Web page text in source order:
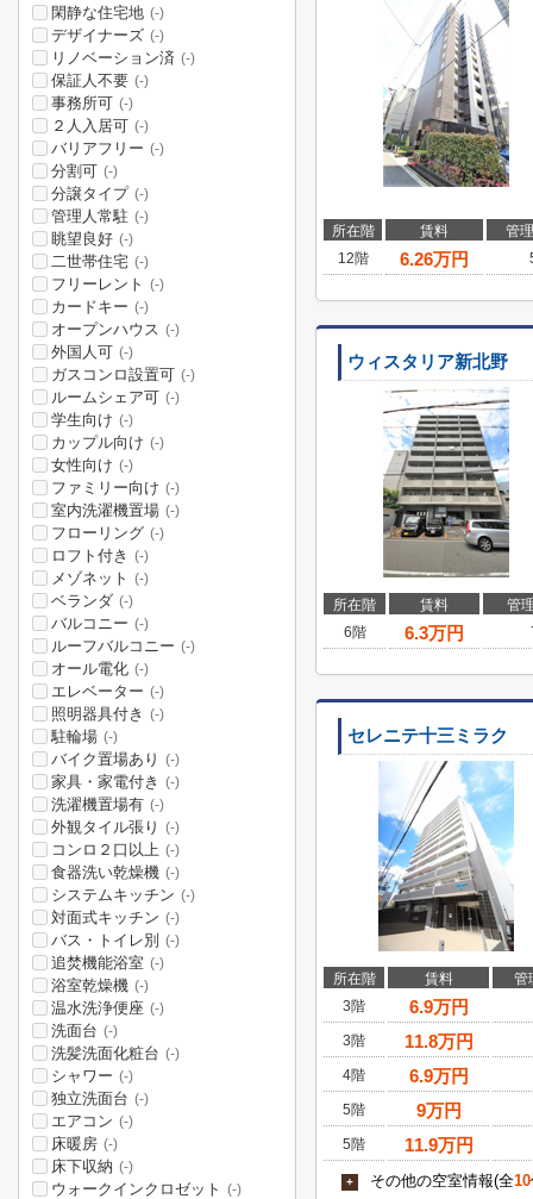
所在階 賃料
管
12階
6.26万円
ウィスタリア新北野
所在階 賃料
管
6階
6.3万円
セレニテ十三ミラク
所在階 賃料
管
3階
6.9万円
3階 11.8万円
4階 6.9万円
5階 9万円
5階 11.9万円
+ その他の空室情報(全10
閑静な住宅地 (-)
デザイナーズ (-)
リノベーション済 (-)
保証人不要 (-)
事務所可 (-)
２人入居可 (-)
バリアフリー (-)
分割可 (-)
分譲タイプ (-)
管理人常駐 (-)
眺望良好 (-)
二世帯住宅 (-)
フリーレント (-)
カードキー (-)
オープンハウス (-)
外国人可 (-)
ガスコンロ設置可 (-)
ルームシェア可 (-)
学生向け (-)
カップル向け (-)
女性向け (-)
ファミリー向け (-)
室内洗濯機置場 (-)
フローリング (-)
ロフト付き (-)
メゾネット (-)
ベランダ (-)
バルコニー (-)
ルーフバルコニー (-)
オール電化 (-)
エレベーター (-)
照明器具付き (-)
駐輪場 (-)
バイク置場あり (-)
家具・家電付き (-)
洗濯機置場有 (-)
外観タイル張り (-)
コンロ２口以上 (-)
食器洗い乾燥機 (-)
システムキッチン (-)
対面式キッチン (-)
バス・トイレ別 (-)
追焚機能浴室 (-)
浴室乾燥機 (-)
温水洗浄便座 (-)
洗面台 (-)
洗髪洗面化粧台 (-)
シャワー (-)
独立洗面台 (-)
エアコン (-)
床暖房 (-)
床下収納 (-)
ウォークインクロゼット (-)